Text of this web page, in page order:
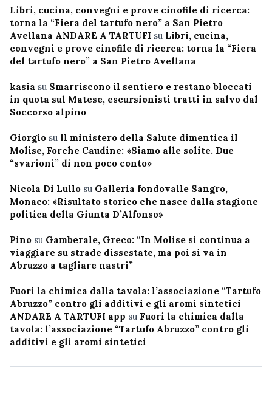
Libri, cucina, convegni e prove cinofile di ricerca:
torna la “Fiera del tartufo nero” a San Pietro
Avellana ANDARE A TARTUFI su Libri, cucina,
convegni e prove cinofile di ricerca: torna la “Fiera
del tartufo nero” a San Pietro Avellana
kasia su Smarriscono il sentiero e restano bloccati
in quota sul Matese, escursionisti tratti in salvo dal
Soccorso alpino
Giorgio su Il ministero della Salute dimentica il
Molise, Forche Caudine: «Siamo alle solite. Due
“svarioni” di non poco conto»
Nicola Di Lullo su Galleria fondovalle Sangro,
Monaco: «Risultato storico che nasce dalla stagione
politica della Giunta D’Alfonso»
Pino su Gamberale, Greco: “In Molise si continua a
viaggiare su strade dissestate, ma poi si va in
Abruzzo a tagliare nastri”
Fuori la chimica dalla tavola: l’associazione “Tartufo
Abruzzo” contro gli additivi e gli aromi sintetici
ANDARE A TARTUFI app su Fuori la chimica dalla
tavola: l’associazione “Tartufo Abruzzo” contro gli
additivi e gli aromi sintetici